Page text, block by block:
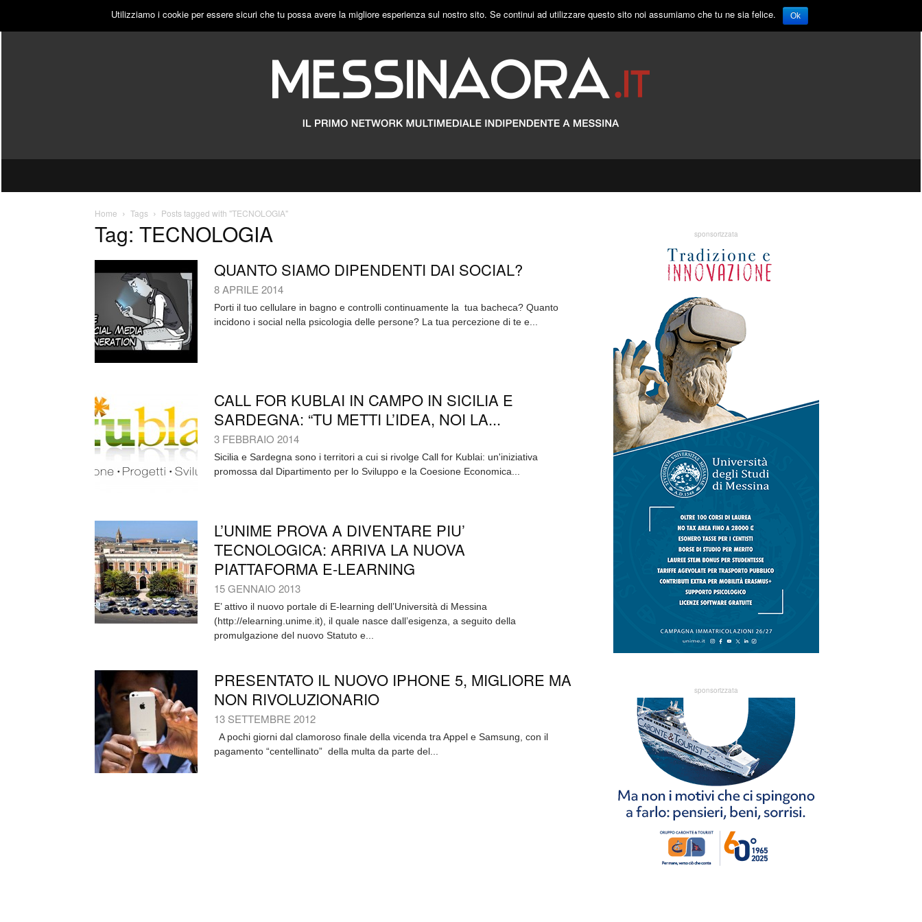
SABATO, 8 AGOSTO 2026 PUBBLICITÀ
Home Tags Posts tagged with "TECNOLOGIA"
Tag: TECNOLOGIA
QUANTO SIAMO DIPENDENTI DAI SOCIAL?
8 APRILE 2014
Porti il tuo cellulare in bagno e controlli continuamente la tua bacheca? Quanto
incidono i social nella psicologia delle persone? La tua percezione di te e...
CALL FOR KUBLAI IN CAMPO IN SICILIA E
SARDEGNA: “TU METTI L’IDEA, NOI LA...
3 FEBBRAIO 2014
Sicilia e Sardegna sono i territori a cui si rivolge Call for Kublai: un'iniziativa
promossa dal Dipartimento per lo Sviluppo e la Coesione Economica...
L’UNIME PROVA A DIVENTARE PIU’
TECNOLOGICA: ARRIVA LA NUOVA
PIATTAFORMA E-LEARNING
15 GENNAIO 2013
E’ attivo il nuovo portale di E-learning dell’Università di Messina
(http://elearning.unime.it), il quale nasce dall’esigenza, a seguito della
promulgazione del nuovo Statuto e...
PRESENTATO IL NUOVO IPHONE 5, MIGLIORE MA
NON RIVOLUZIONARIO
13 SETTEMBRE 2012
A pochi giorni dal clamoroso finale della vicenda tra Appel e Samsung, con il
pagamento “centellinato” della multa da parte del...
sponsorizzata
sponsorizzata
Utilizziamo i cookie per essere sicuri che tu possa avere la migliore esperienza sul nostro sito. Se continui ad utilizzare questo sito noi assumiamo che tu ne sia felice. Ok